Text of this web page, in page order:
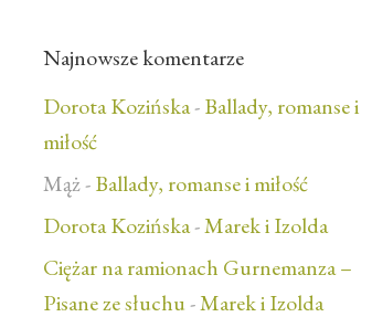
Najnowsze komentarze
Dorota Kozińska-Ballady, romanse i
miłość
Mąż-Ballady, romanse i miłość
Dorota Kozińska-Marek i Izolda
Ciężar na ramionach Gurnemanza –
Pisane ze słuchu-Marek i Izolda